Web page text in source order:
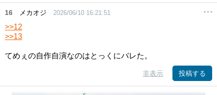
16 メカオジ 2026/06/10 16:21:51
>>12
>>13
てめぇの自作自演なのはとっくにバレた。
非表示 投稿する